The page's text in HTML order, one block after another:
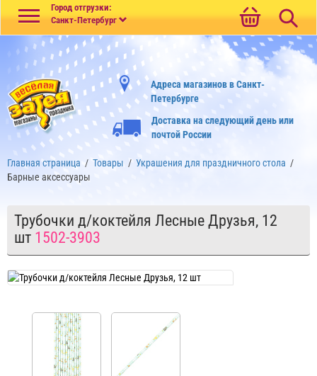
Город отгрузки:
Санкт-Петербург
Адреса магазинов в Санкт-
Петербурге
Доставка на следующий день или
почтой России
Главная страница / Товары / Украшения для праздничного стола /
Барные аксессуары
Трубочки д/коктейля Лесные Друзья, 12
шт 1502-3903